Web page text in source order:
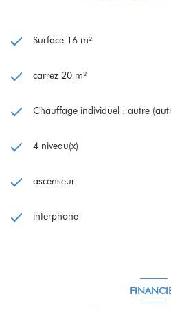
Surface 16 m²
carrez 20 m²
Chauffage individuel : autre
4 niveau(x)
ascenseur
interphone